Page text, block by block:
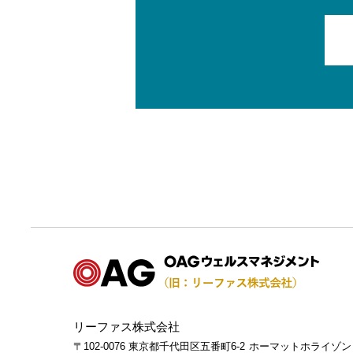
リーファス株式会社
〒102-0076 東京都千代田区五番町6-2 ホーマットホライゾン